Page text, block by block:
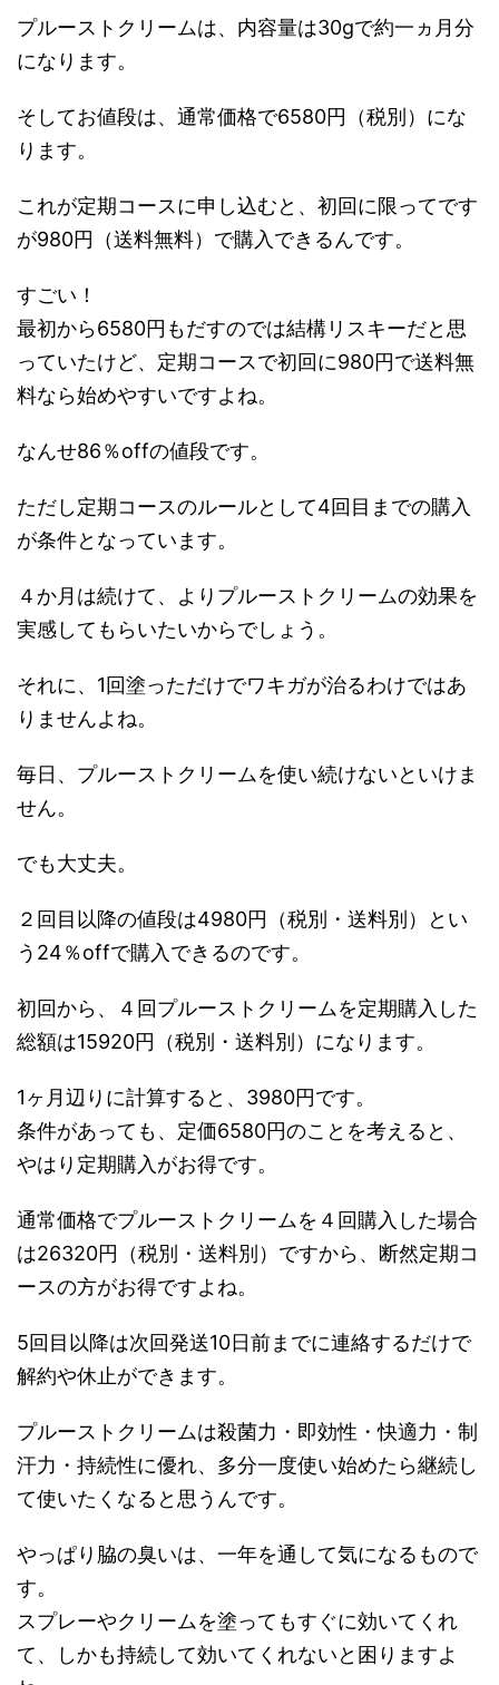
プルーストクリームは、内容量は30gで約一ヵ月分
になります。
そしてお値段は、通常価格で6580円（税別）にな
ります。
これが定期コースに申し込むと、初回に限ってです
が980円（送料無料）で購入できるんです。
すごい！
最初から6580円もだすのでは結構リスキーだと思
っていたけど、定期コースで初回に980円で送料無
料なら始めやすいですよね。
なんせ86％offの値段です。
ただし定期コースのルールとして4回目までの購入
が条件となっています。
４か月は続けて、よりプルーストクリームの効果を
実感してもらいたいからでしょう。
それに、1回塗っただけでワキガが治るわけではあ
りませんよね。
毎日、プルーストクリームを使い続けないといけま
せん。
でも大丈夫。
２回目以降の値段は4980円（税別・送料別）とい
う24％offで購入できるのです。
初回から、４回プルーストクリームを定期購入した
総額は15920円（税別・送料別）になります。
1ヶ月辺りに計算すると、3980円です。
条件があっても、定価6580円のことを考えると、
やはり定期購入がお得です。
通常価格でプルーストクリームを４回購入した場合
は26320円（税別・送料別）ですから、断然定期コ
ースの方がお得ですよね。
5回目以降は次回発送10日前までに連絡するだけで
解約や休止ができます。
プルーストクリームは殺菌力・即効性・快適力・制
汗力・持続性に優れ、多分一度使い始めたら継続し
て使いたくなると思うんです。
やっぱり脇の臭いは、一年を通して気になるもので
す。
スプレーやクリームを塗ってもすぐに効いてくれ
て、しかも持続して効いてくれないと困りますよ